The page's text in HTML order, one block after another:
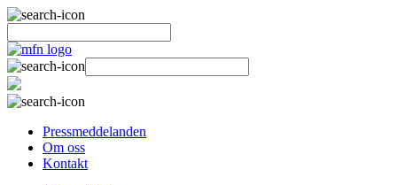
Pressmeddelanden
Om oss
Kontakt